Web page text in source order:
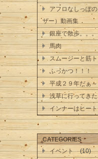
アフロなしっぽ
ザー）動画集
銀座で散歩。。。
馬肉
スムージーと筋
ふっかつ！！！
平成２９年だぁ～
浅草に行ってきた
インナーはヒー
CATEGORIES
イベント
(10)